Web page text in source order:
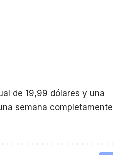
de 19,99 dólares y una
semana completamente